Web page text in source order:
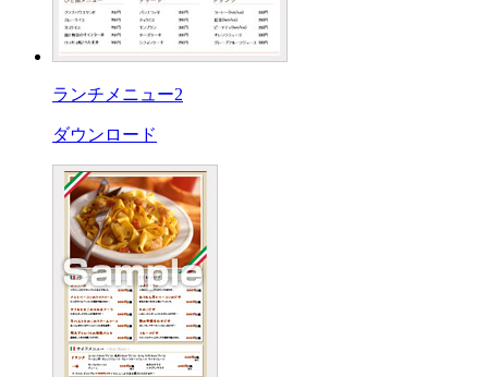
ランチメニュー2
ダウンロード